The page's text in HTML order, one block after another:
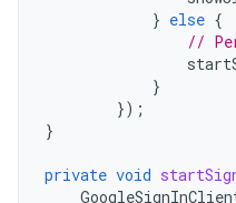
} else {
//
}
});
}
private void